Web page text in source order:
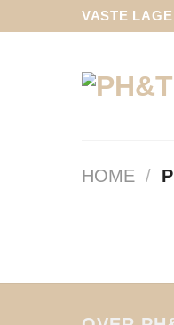
VASTE
HOME /